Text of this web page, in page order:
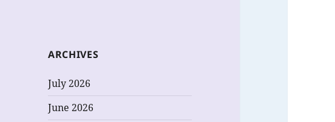
ARCHIVES
July 2026
June 2026